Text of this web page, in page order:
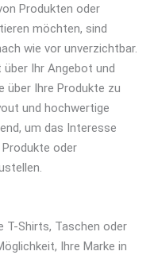
Produkten oder
möchten, sind
wie vor unverzichtbar.
Ihr Angebot und
über Ihre Produkte zu
und hochwertige
um das Interesse
Produkte oder
T-Shirts, Taschen oder
Ihre Marke in